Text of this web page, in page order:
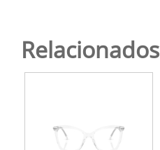
Relacionados